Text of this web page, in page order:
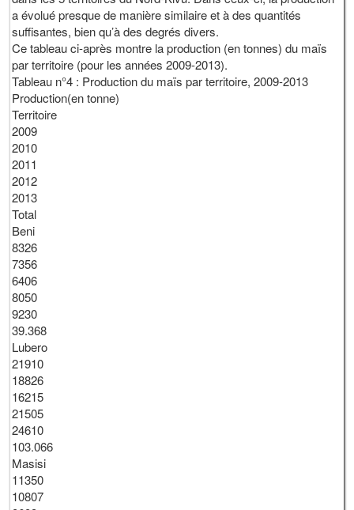
a évolué presque de manière similaire et à des quantités
suffisantes, bien qu’à des degrés divers.
Ce tableau ci-après montre la production (en tonnes) du maïs
par territoire (pour les années 2009-2013).
Tableau n°4 : Production du maïs par territoire, 2009-2013
Production(en tonne)
Territoire
2009
2010
2011
2012
2013
Total
Beni
8326
7356
6406
8050
9230
39.368
Lubero
21910
18826
16215
21505
24610
103.066
Masisi
11350
10807